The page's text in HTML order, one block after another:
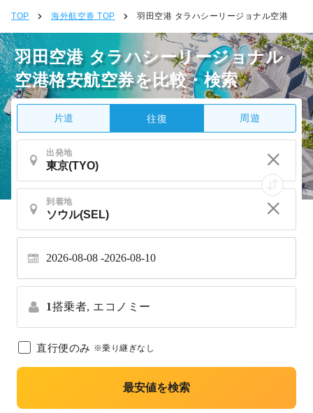
TOP 海外航空券 TOP 羽田空港 タラハシーリージョナル空港
羽田空港 タラハシーリージョナル
空港格安航空券を比較・検索
片道 往復 周遊
出発地
到着地
2026-08-08 2026-08-10
1搭乗者, エコノミー
直行便のみ ※乗り継ぎなし
最安値を検索